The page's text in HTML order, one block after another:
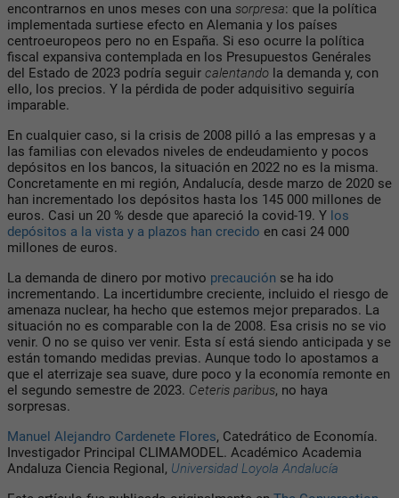
encontrarnos en unos meses con una sorpresa: que la política
implementada surtiese efecto en Alemania y los países
centroeuropeos pero no en España. Si eso ocurre la política
fiscal expansiva contemplada en los Presupuestos Genérales
del Estado de 2023 podría seguir calentando la demanda y, con
ello, los precios. Y la pérdida de poder adquisitivo seguiría
imparable.
En cualquier caso, si la crisis de 2008 pilló a las empresas y a
las familias con elevados niveles de endeudamiento y pocos
depósitos en los bancos, la situación en 2022 no es la misma.
Concretamente en mi región, Andalucía, desde marzo de 2020 se
han incrementado los depósitos hasta los 145 000 millones de
euros. Casi un 20 % desde que apareció la covid-19. Y los
depósitos a la vista y a plazos han crecido en casi 24 000
millones de euros.
La demanda de dinero por motivo precaución se ha ido
incrementando. La incertidumbre creciente, incluido el riesgo de
amenaza nuclear, ha hecho que estemos mejor preparados. La
situación no es comparable con la de 2008. Esa crisis no se vio
venir. O no se quiso ver venir. Esta sí está siendo anticipada y se
están tomando medidas previas. Aunque todo lo apostamos a
que el aterrizaje sea suave, dure poco y la economía remonte en
el segundo semestre de 2023. Ceteris paribus, no haya
sorpresas.
Manuel Alejandro Cardenete Flores, Catedrático de Economía.
Investigador Principal CLIMAMODEL. Académico Academia
Andaluza Ciencia Regional, Universidad Loyola Andalucía